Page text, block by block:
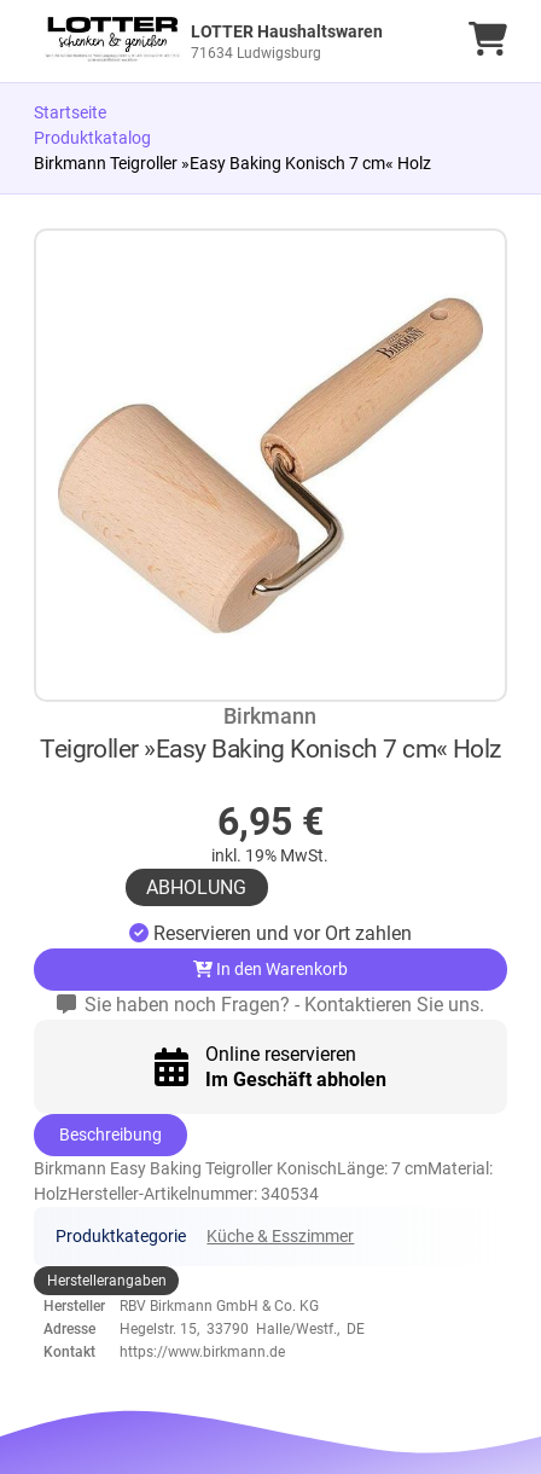
LOTTER Haushaltswaren
71634 Ludwigsburg
Startseite
Produktkatalog
Birkmann Teigroller »Easy Baking Konisch 7 cm« Holz
Birkmann
Teigroller »Easy Baking Konisch 7 cm« Holz
6,95 €
inkl. 19% MwSt.
ABHOLUNG
Reservieren und vor Ort zahlen
In den Warenkorb
Sie haben noch Fragen? - Kontaktieren Sie uns.
Online reservieren
Im Geschäft abholen
Beschreibung
Birkmann Easy Baking Teigroller KonischLänge: 7 cmMaterial:
HolzHersteller-Artikelnummer: 340534
Produktkategorie Küche & Esszimmer
Herstellerangaben
Hersteller
RBV Birkmann GmbH & Co. KG
Adresse
Hegelstr. 15, 33790 Halle/Westf., DE
Kontakt
https://www.birkmann.de